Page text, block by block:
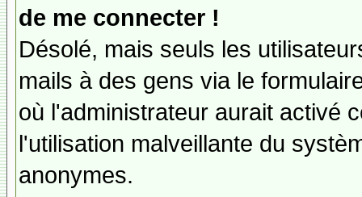
de me connecter !
Désolé, mais seuls les
mails à des gens via le
où l'administrateur aurait activé
l'utilisation malveillante du
anonymes.